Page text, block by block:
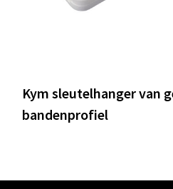
Kym sleutelhanger van
bandenprofiel